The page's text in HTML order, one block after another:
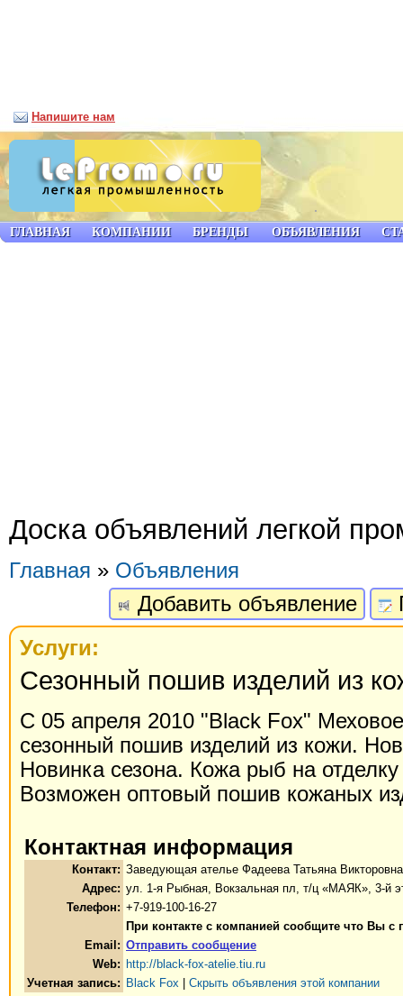
Доска объявлений легкой
Главная » Объявления
Добавить объявление
Услуги:
Сезонный пошив изделий из
С 05 апреля 2010 "Black Fox"
сезонный пошив изделий из кожи.
Новинка сезона. Кожа рыб на
Возможен оптовый пошив кожаных
Контактная информация
Контакт: Заведующая ателье Фадеева Татьяна Викторовна
Адрес: ул. 1-я Рыбная, Вокзальная пл, т/ц «МАЯК», 3-й
Телефон: +7-919-100-16-27
При контакте с компанией сообщите что Вы с
Email: Отправить сообщение
Web: http://black-fox-atelie.tiu.ru
Учетная запись: Black Fox Скрыть объявления этой компании
ГЛАВНАЯ КОМПАНИИ БРЕНДЫ ОБЪЯВЛЕНИЯ
Напишите нам